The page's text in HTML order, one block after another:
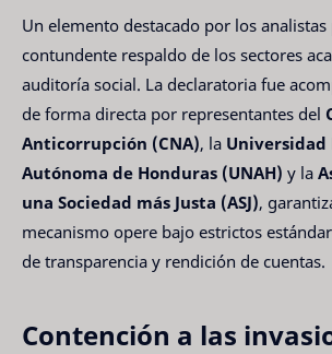
Un elemento destacado por los
contundente respaldo de los sectores
auditoría social. La declaratoria fue
de forma directa por representantes del
Anticorrupción (CNA), la Universidad
Autónoma de Honduras (UNAH) y la
una Sociedad más Justa (ASJ),
mecanismo opere bajo estrictos
de transparencia y rendición de cuentas.
Contención a las